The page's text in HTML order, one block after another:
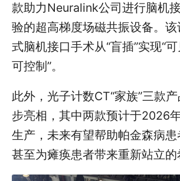
款助力Neuralink公司进行脑机
验的超高梯度场磁共振设备。该
式脑机接口手术从“盲插”实现“可
可控制”。
此外，光子计数CT“家族”三款
步亮相，其中两款预计于2026
生产，未来有望帮助帕金森病患
甚至为瘫痪患者带来重新站立的